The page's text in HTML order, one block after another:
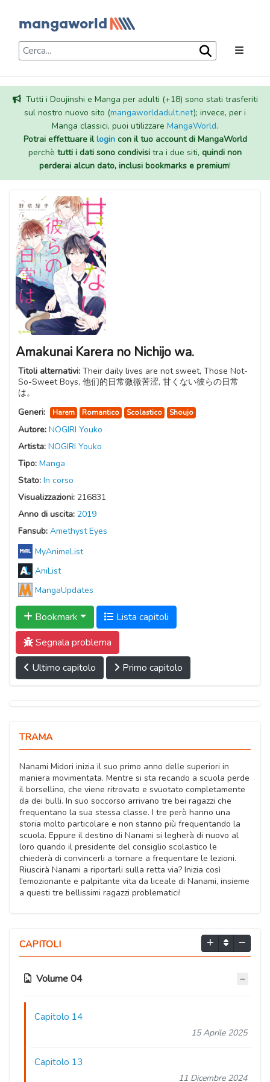
Tutti i Doujinshi e Manga per adulti (+18) sono stati trasferiti
sul nostro nuovo sito (mangaworldadult.net); invece, per i
Manga classici, puoi utilizzare MangaWorld.
Potrai effettuare illogincon il tuo account di MangaWorld
perchè tutti i dati sono condivisi tra i due siti, quindi non
perderai alcun dato, inclusi bookmarks e premium!
Amakunai Karera no Nichijo wa.
Titoli alternativi: Their daily lives are not sweet, Those Not-
So-Sweet Boys, 他们的日常微微苦涩, 甘くない彼らの日常
は。
Generi:
Harem Romantico Scolastico Shoujo
Autore: NOGIRI Youko
Artista: NOGIRI Youko
Tipo: Manga
Stato: In corso
Visualizzazioni: 216831
Anno di uscita: 2019
Fansub: Amethyst Eyes
MyAnimeList
AniList
MangaUpdates
Bookmark
Lista capitoli
Segnala problema
Ultimo capitolo
Primo capitolo
TRAMA
Nanami Midori inizia il suo primo anno delle superiori in
maniera movimentata. Mentre si sta recando a scuola perde
il borsellino, che viene ritrovato e svuotato completamente
da dei bulli. In suo soccorso arrivano tre bei ragazzi che
frequentano la sua stessa classe. I tre però hanno una
storia molto particolare e non stanno più frequentando la
scuola. Eppure il destino di Nanami si legherà di nuovo al
loro quando il presidente del consiglio scolastico le
chiederà di convincerli a tornare a frequentare le lezioni.
Riuscirà Nanami a riportarli sulla retta via? Inizia così
l’emozionante e palpitante vita da liceale di Nanami, insieme
a questi tre bellissimi ragazzi problematici!
CAPITOLI
Volume 04
Capitolo 14
15 Aprile 2025
Capitolo 13
11 Dicembre 2024